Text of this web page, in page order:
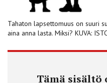
Tahaton lapsettomuus on suuri
aina anna lasta. Miksi? KUVA:
Tämä